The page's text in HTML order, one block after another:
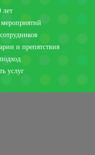
лет
и препятствия
услуг